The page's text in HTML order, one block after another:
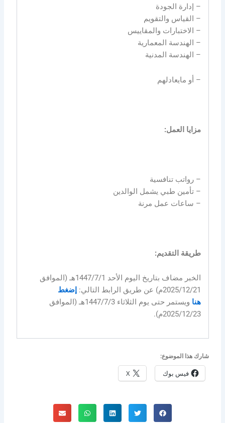
– إدارة الجودة
– القياس والتقويم
– الاختبارات والمقاييس
– الهندسة المعمارية
– الهندسة المدنية
– أو مايعادلهم
مزايا العمل:
– رواتب تنافسية
– تأمين طبي يشمل الوالدين
– ساعات عمل مرنة
طريقة التقديم:
الخبر مضاف بتاريخ اليوم الأحد 1447/7/1هـ (الموافق
2025/12/21م) عن طريق الرابط التالي:
إضغط
هنا
ويستمر حتى يوم الثلاثاء 1447/7/3هـ (الموافق
2025/12/23م).
شارك هذا الموضوع:
فيس بوك X